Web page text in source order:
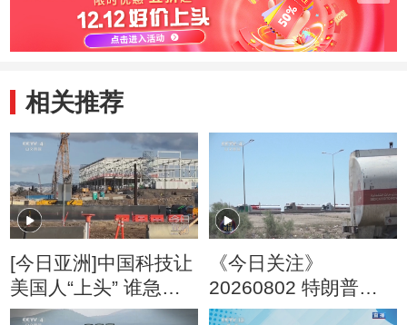
相关推荐
[今日亚洲]中国科技让
美国人“上头” 谁急
了？
《今日关注》
20260802 特朗普叫
停“最大规模”打击 伊